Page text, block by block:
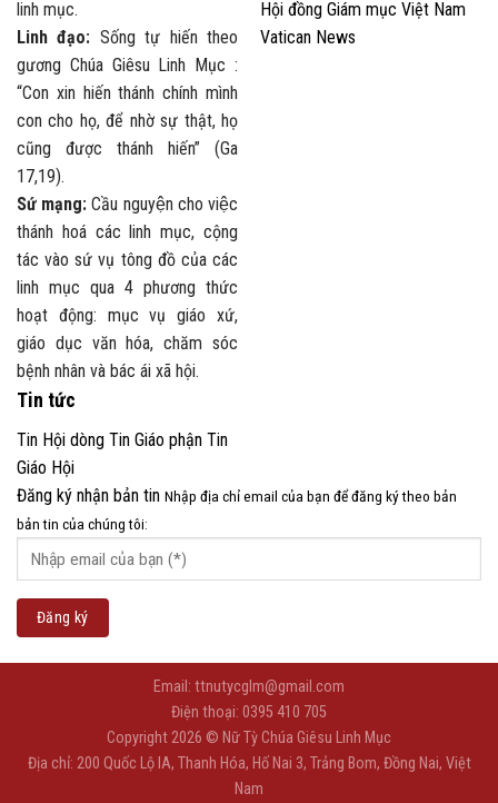
linh mục.
Linh đạo: Sống tự hiến theo
gương Chúa Giêsu Linh Mục :
“Con xin hiến thánh chính mình
con cho họ, để nhờ sự thật, họ
cũng được thánh hiến” (Ga
17,19).
Sứ mạng: Cầu nguyện cho việc
thánh hoá các linh mục, cộng
tác vào sứ vụ tông đồ của các
linh mục qua 4 phương thức
hoạt động: mục vụ giáo xứ,
giáo dục văn hóa, chăm sóc
bệnh nhân và bác ái xã hội.
Hội đồng Giám mục Việt Nam
Vatican News
Tin tức
Tin Hội dòng Tin Giáo phận Tin
Giáo Hội
Đăng ký nhận bản tin Nhập địa chỉ email của bạn để đăng ký theo bản
bản tin của chúng tôi:
Email: ttnutycglm@gmail.com
Điện thoại: 0395 410 705
Copyright 2026 © Nữ Tỳ Chúa Giêsu Linh Mục
Địa chỉ: 200 Quốc Lộ IA, Thanh Hóa, Hố Nai 3, Trảng Bom, Đồng Nai, Việt
Nam